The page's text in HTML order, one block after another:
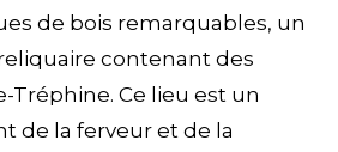
de bois remarquables, un
contenant des
Tréphine. Ce lieu est un
de la ferveur et de la